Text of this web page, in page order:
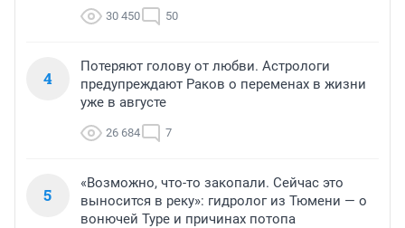
30 450 50
4
Потеряют голову от любви. Астрологи
предупреждают Раков о переменах в жизни
уже в августе
26 684 7
5
«Возможно, что-то закопали. Сейчас это
выносится в реку»: гидролог из Тюмени — о
вонючей Туре и причинах потопа